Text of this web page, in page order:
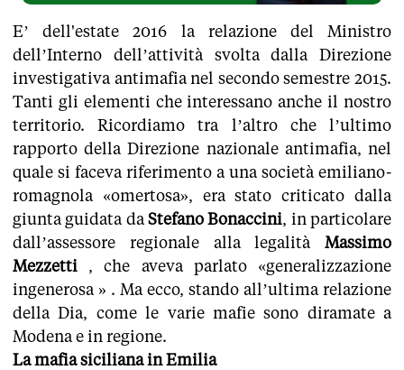
E’ dell'estate 2016 la relazione del Ministro
dell’Interno dell’attività svolta dalla Direzione
investigativa antimafia nel secondo semestre 2015.
Tanti gli elementi che interessano anche il nostro
territorio. Ricordiamo tra l’altro che l’ultimo
rapporto della Direzione nazionale antimafia, nel
quale si faceva riferimento a una società emiliano-
romagnola «omertosa», era stato criticato dalla
giunta guidata daStefano Bonaccini, in particolare
dall’assessore regionale alla legalità Massimo
Mezzetti , che aveva parlato «generalizzazione
ingenerosa » . Ma ecco, stando all’ultima relazione
della Dia, come le varie mafie sono diramate a
Modena e in regione.
La mafia siciliana in Emilia